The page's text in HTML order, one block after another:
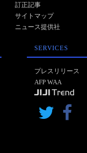
訂正記事
サイトマップ
ニュース提供社
SERVICES
プレスリリース
AFP WAA